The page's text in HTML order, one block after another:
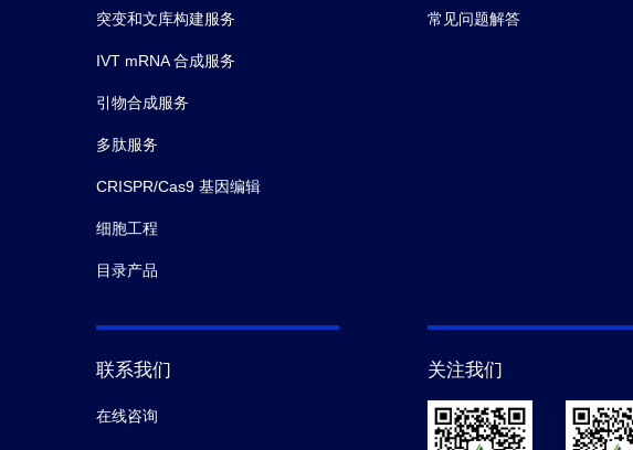
突变和文库构建服务
IVT mRNA 合成服务
引物合成服务
多肽服务
CRISPR/Cas9 基因编辑
细胞工程
目录产品
常见问题解答
联系我们
在线咨询
关注我们